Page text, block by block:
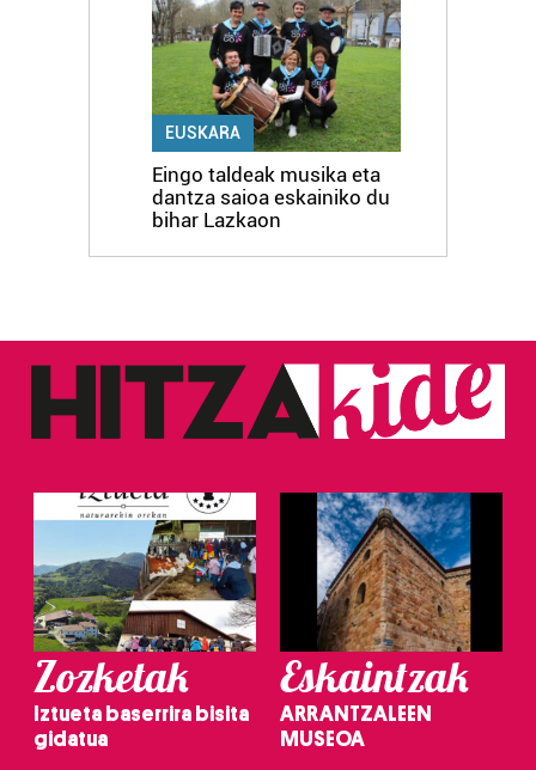
EUSKARA
Eingo taldeak musika eta
dantza saioa eskainiko du
bihar Lazkaon
Zozketak
Iztueta baserrira bisita
gidatua
Eskaintzak
ARRANTZALEEN
MUSEOA